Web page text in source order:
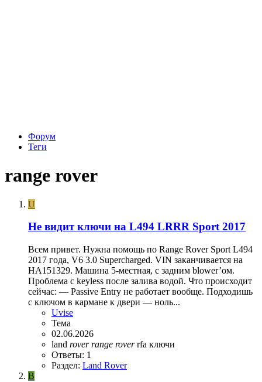
Форум
Теги
range rover
U
Не видит ключи на L494 LRRR Sport 2017
Всем привет. Нужна помощь по Range Rover Sport L494
2017 года, V6 3.0 Supercharged. VIN заканчивается на
HA151329. Машина 5-местная, с задним blower’ом.
Проблема с keyless после залива водой. Что происходит
сейчас: — Passive Entry не работает вообще. Подходишь
с ключом в кармане к двери — ноль...
Uvise
Тема
02.06.2026
land rover range rover rfa ключи
Ответы: 1
Раздел: Land Rover
B